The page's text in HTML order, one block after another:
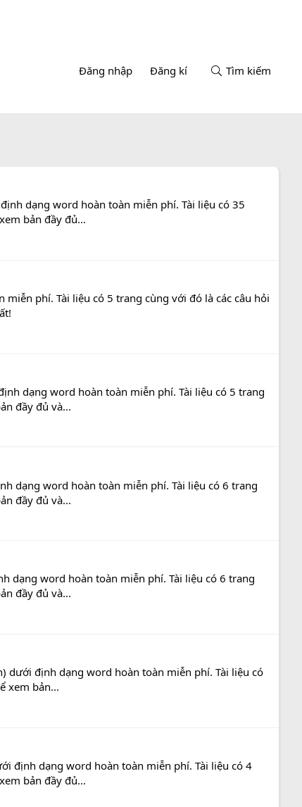
Đăng nhập Đăng kí Tìm kiếm
dạng word hoàn toàn miễn phí. Tài liệu có 35
bản đầy đủ...
phí. Tài liệu có 5 trang cùng với đó là các câu hỏi
dạng word hoàn toàn miễn phí. Tài liệu có 5 trang
đầy đủ và...
dạng word hoàn toàn miễn phí. Tài liệu có 6 trang
đầy đủ và...
dạng word hoàn toàn miễn phí. Tài liệu có 6 trang
đầy đủ và...
dưới định dạng word hoàn toàn miễn phí. Tài liệu có
xem bản...
định dạng word hoàn toàn miễn phí. Tài liệu có 4
bản đầy đủ...